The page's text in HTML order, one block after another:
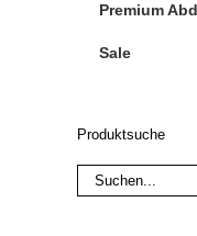
Premium
Sale
Produktsuche